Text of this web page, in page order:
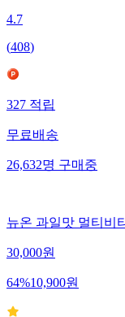
4.7
(408)
327 적립
무료배송
26,632명 구매중
뉴온 과일맛 멀티비
30,000원
64%10,900원